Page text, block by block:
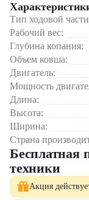
Экологичность
Строительство
Прокладка
Дорожные и
Демонтажные
Компания "
предлагаем:
Гарантия 2 года
Оригинальные
Гибкие условия
Volvo EC55D
–
строительных работ!
Тип ходовой
Рабочий вес:
Глубина копания:
Объем ковша:
Двигатель:
Мощность
Длина:
Высота:
Ширина:
Страна
Бесплатная
техники
Акция